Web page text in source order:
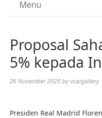
Menu
Proposal
5% kepada
26 November 2025by vcargallery
Presiden Real Madrid